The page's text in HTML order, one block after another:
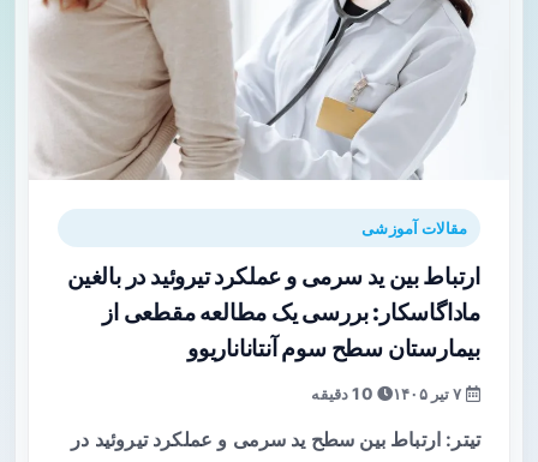
مقالات آموزشی
ارتباط بین ید سرمی و عملکرد تیروئید در بالغین
ماداگاسکار: بررسی یک مطالعه مقطعی از
بیمارستان سطح سوم آنتاناناریوو
تیتر: ارتباط بین سطح ید سرمی و عملکرد تیروئید در